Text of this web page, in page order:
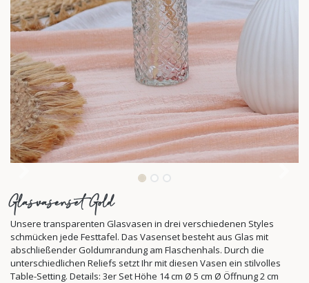
Glasvasenset Gold
Unsere transparenten Glasvasen in drei verschiedenen Styles
schmücken jede Festtafel. Das Vasenset besteht aus Glas mit
abschließender Goldumrandung am Flaschenhals. Durch die
unterschiedlichen Reliefs setzt Ihr mit diesen Vasen ein stilvolles
Table-Setting. Details: 3er Set Höhe 14 cm Ø 5 cm Ø Öffnung 2 cm